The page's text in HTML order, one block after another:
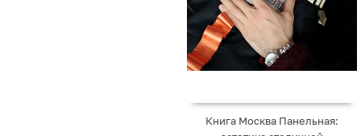
Книга Москва Панельная: